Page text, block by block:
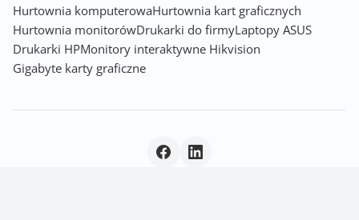
Hurtownia komputerowaHurtownia kart graficznych
Hurtownia monitorówDrukarki do firmyLaptopy ASUS
Drukarki HPMonitory interaktywne Hikvision
Gigabyte karty graficzne